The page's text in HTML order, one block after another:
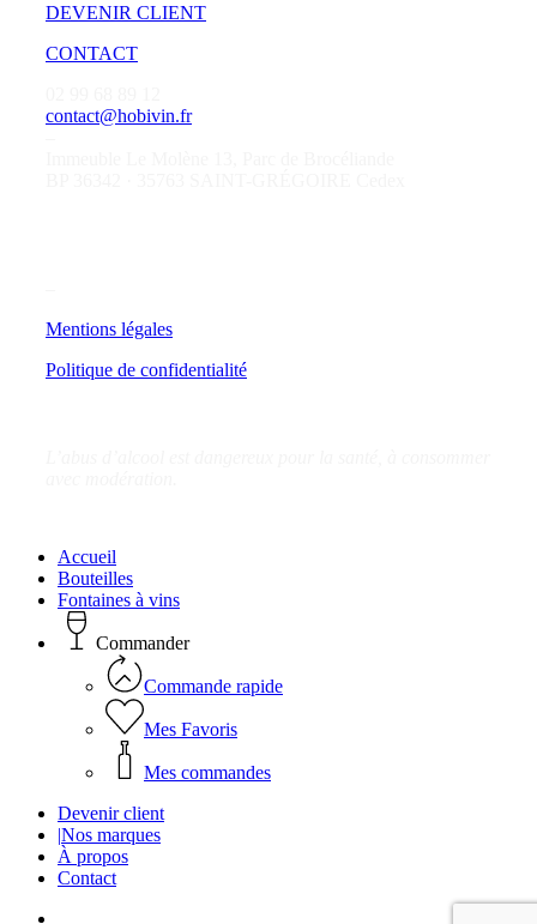
DEVENIR CLIENT
CONTACT
contact@hobivin.fr
Mentions légales
Politique de confidentialité
Close
Menu
Accueil
Bouteilles
Fontaines à vins
Commander
Commande rapide
Mes Favoris
Mes commandes
Devenir client
|Nos marques
À propos
Contact